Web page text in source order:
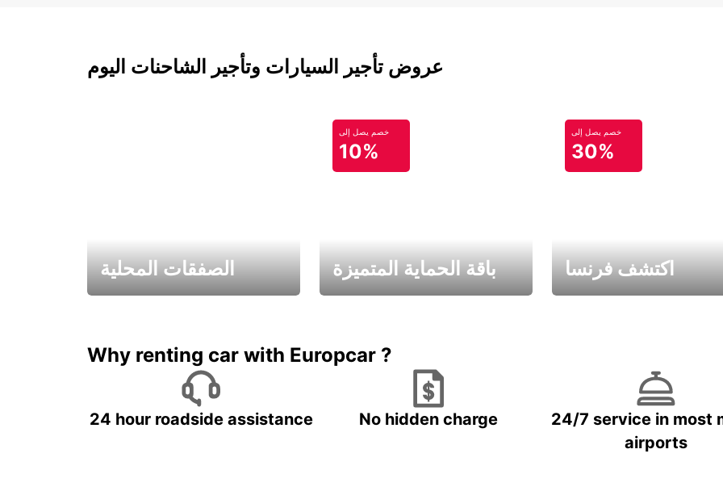
عروض تأجير السيارات وتأجير الشاحنات اليوم
الصفقات المحلية
خصم يصل إلى
10%
باقة الحماية المتميزة
خصم يصل إلى
30%
اكتشف فرنسا
Why renting car with Europcar ?
24 hour roadside assistance No hidden charge
24/7 service in most
airports